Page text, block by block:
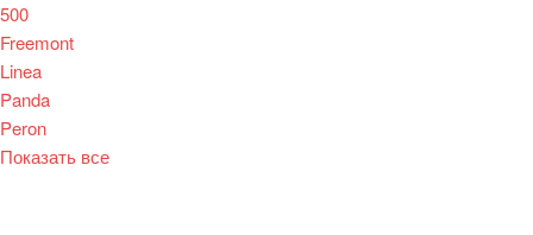
500
Freemont
Linea
Panda
Peron
Показать все